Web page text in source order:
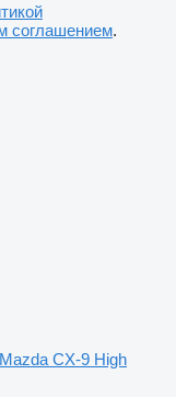
соглашением.
CX-9 High